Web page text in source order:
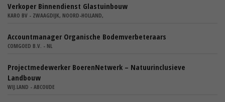
Verkoper Binnendienst Glastuinbouw
KARO BV - ZWAAGDIJK, NOORD-HOLLAND,
Accountmanager Organische Bodemverbeteraars
COMGOED B.V. - NL
Projectmedewerker BoerenNetwerk – Natuurinclusieve
Landbouw
WIJ.LAND - ABCOUDE